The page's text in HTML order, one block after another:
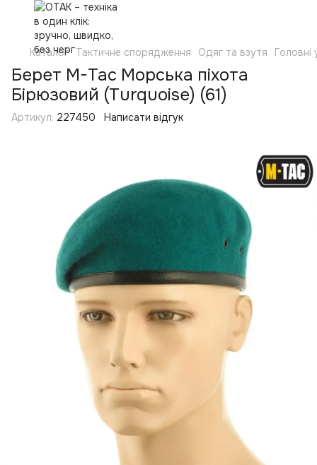
Каталог Тактичне спорядження Одяг та взутя Головні
Берет M-Tac Морська піхота
Бірюзовий (Turquoise) (61)
Артикул: 227450 Написати відгук